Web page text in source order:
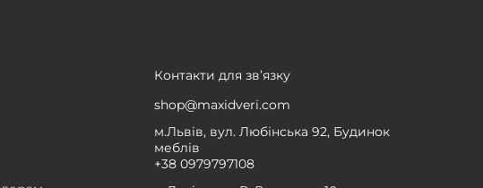
Контакти для зв’язку
shop@maxidveri.com
м.Львів, вул. Любінська 92, Будинок
меблів
+38 0979797108